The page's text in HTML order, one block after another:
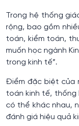
Trong hệ thống
rộng, bao gồm
toán, kiểm toán,
muốn học ngành
trong kinh tế”.
Điểm đặc biệt của
toán kinh tế, thống
có thể khác nhau,
đánh giá hiệu quả